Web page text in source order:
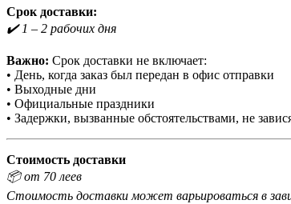
Срок доставки:
✔️ 1 – 2 рабочих дня
Важно: Срок доставки не включает:
• День, когда заказ был передан в офис отправки
• Выходные дни
• Официальные праздники
• Задержки, вызванные обстоятельствами, не
Стоимость доставки
📦 от 70 леев
Стоимость доставки может варьироваться в